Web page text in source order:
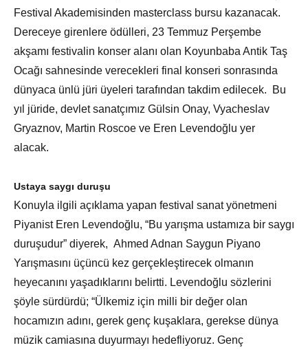
Festival Akademisinden masterclass bursu kazanacak.
Dereceye girenlere ödülleri, 23 Temmuz Perşembe
akşamı festivalin konser alanı olan Koyunbaba Antik Taş
Ocağı sahnesinde verecekleri final konseri sonrasında
dünyaca ünlü jüri üyeleri tarafından takdim edilecek. Bu
yıl jüride, devlet sanatçımız Gülsin Onay, Vyacheslav
Gryaznov, Martin Roscoe ve Eren Levendoğlu yer
alacak.
Ustaya saygı duruşu
Konuyla ilgili açıklama yapan festival sanat yönetmeni
Piyanist Eren Levendoğlu, “Bu yarışma ustamıza bir saygı
duruşudur” diyerek, Ahmed Adnan Saygun Piyano
Yarışmasını üçüncü kez gerçekleştirecek olmanın
heyecanını yaşadıklarını belirtti. Levendoğlu sözlerini
şöyle sürdürdü; “Ülkemiz için milli bir değer olan
hocamızın adını, gerek genç kuşaklara, gerekse dünya
müzik camiasına duyurmayı hedefliyoruz. Genç